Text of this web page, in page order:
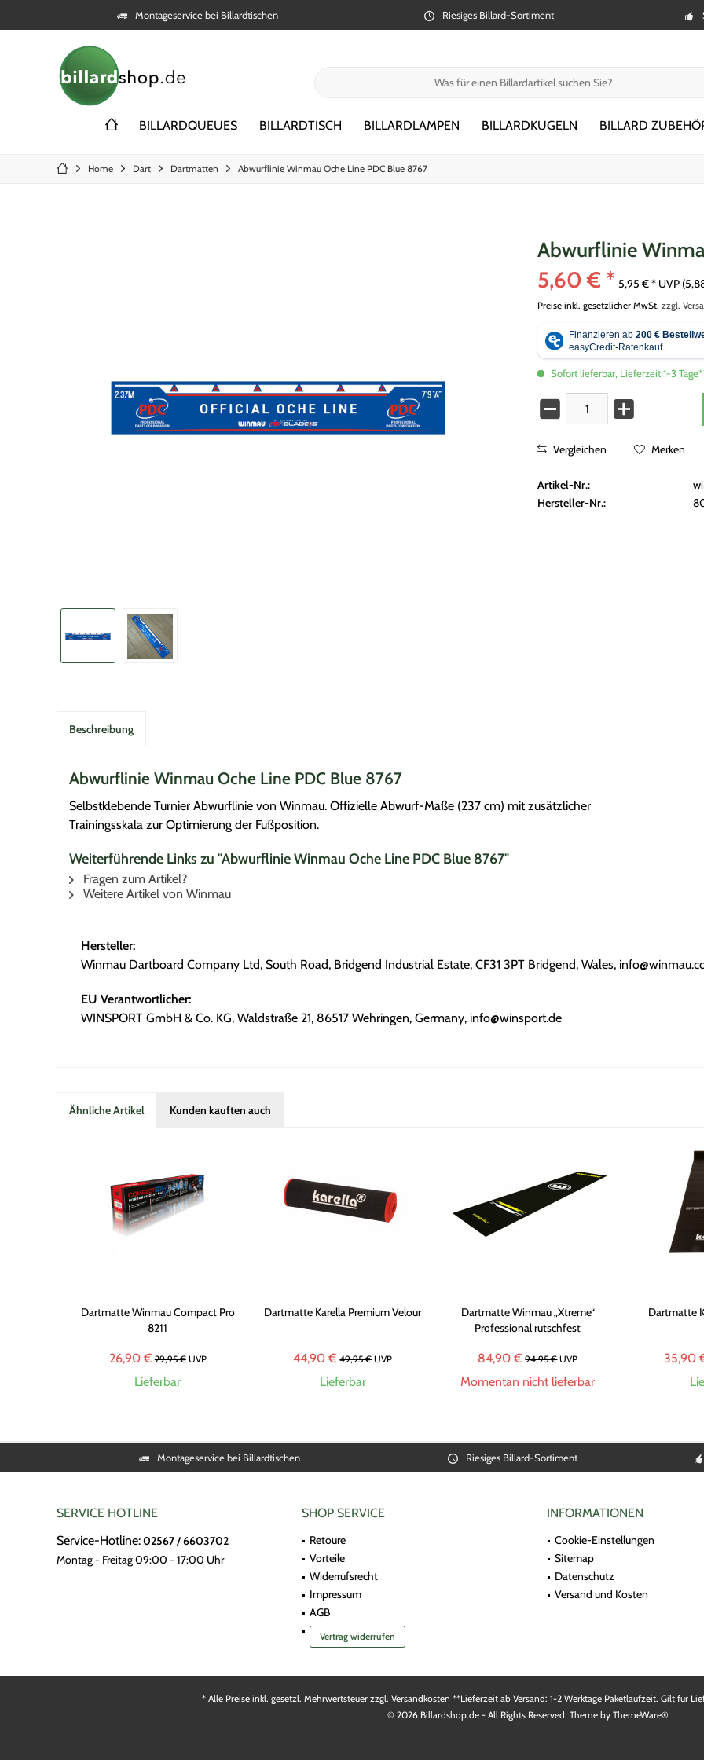
Montageservice bei Billardtischen Riesiges Billard-Sortiment
BILLARDQUEUES BILLARDTISCH BILLARDLAMPEN BILLARDKUGELN BILLARD
Home Dart Dartmatten Abwurflinie Winmau Oche Line PDC Blue 8767
Abwurflinie
5,60 € * 5,95 € * UVP
Preise inkl. gesetzlicher MwSt. zzgl.
Sofort lieferbar, Lieferzeit 1-3
Vergleichen Merken
Artikel-Nr.:
Hersteller-Nr.:
Beschreibung
Abwurflinie Winmau Oche Line PDC Blue 8767
Selbstklebende Turnier Abwurflinie von Winmau. Offizielle Abwurf-Maße (237 cm) mit zusätzlicher
Trainingsskala zur Optimierung der Fußposition.
Weiterführende Links zu "Abwurflinie Winmau Oche Line PDC Blue 8767"
Fragen zum Artikel?
Weitere Artikel von Winmau
Hersteller:
Winmau Dartboard Company Ltd, South Road, Bridgend Industrial Estate, CF31 3PT Bridgend, Wales,
EU Verantwortlicher:
WINSPORT GmbH & Co. KG, Waldstraße 21, 86517 Wehringen, Germany, info@winsport.de
Ähnliche Artikel Kunden kauften auch
Dartmatte Winmau Compact Pro
8211
26,90 € 29,95 €UVP
Lieferbar
Dartmatte Karella Premium Velour
44,90 € 49,95 €UVP
Lieferbar
Dartmatte Winmau „Xtreme“
Professional rutschfest
84,90 € 94,95 €UVP
Momentan nicht lieferbar
Dartmatte
35,90
Montageservice bei Billardtischen Riesiges Billard-Sortiment
SERVICE HOTLINE
Service-Hotline:02567 / 6603702
Montag - Freitag 09:00 - 17:00 Uhr
SHOP SERVICE
Retoure
Vorteile
Widerrufsrecht
Impressum
AGB
Vertrag widerrufen
INFORMATIONEN
Cookie-Einstellungen
Sitemap
Datenschutz
Versand und Kosten
* Alle Preise inkl. gesetzl. Mehrwertsteuer zzgl. Versandkosten **Lieferzeit ab Versand: 1-2 Werktage Paketlaufzeit. Gilt für
© 2026 Billardshop.de - All Rights Reserved. Theme by ThemeWare®